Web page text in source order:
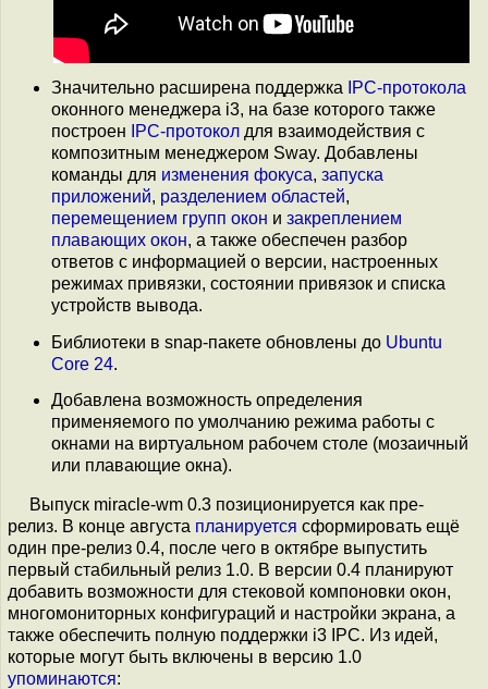
Значительно расширена поддержка
IPC-протокола
оконного менеджера i3, на базе которого также
построен
IPC-протокол для взаимодействия с
композитным менеджером Sway. Добавлены
команды для изменения фокуса, запуска
приложений, разделением областей,
перемещением групп окон и закреплением
плавающих окон, а также обеспечен разбор
ответов с информацией о версии, настроенных
режимах привязки, состоянии привязок и списка
устройств вывода.
Библиотеки в snap-пакете обновлены до Ubuntu
Core 24.
Добавлена возможность определения
применяемого по умолчанию режима работы с
окнами на виртуальном рабочем столе (мозаичный
или плавающие окна).
Выпуск miracle-wm 0.3 позиционируется как пре-
релиз. В конце августа планируется сформировать ещё
один пре-релиз 0.4, после чего в октябре выпустить
первый стабильный релиз 1.0. В версии 0.4 планируют
добавить возможности для стековой компоновки окон,
многомониторных конфигураций и настройки экрана, а
также обеспечить полную поддержки i3 IPC. Из идей,
которые могут быть включены в версию 1.0
упоминаются: